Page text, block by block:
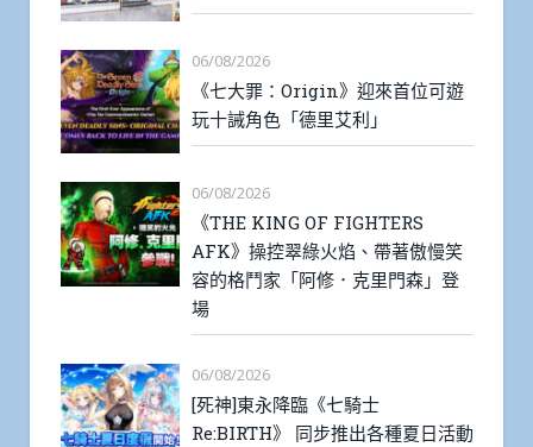
06/08/2026
《七大罪：Origin》迎來首位可遊
玩十誡角色「德里艾利」
06/08/2026
《THE KING OF FIGHTERS
AFK》操控翠綠火焰、帶著傲慢笑
容的格鬥家「阿修．克里門森」登
場
06/08/2026
[死神]東永降臨《七騎士
Re:BIRTH》 同步推出各種夏日活動